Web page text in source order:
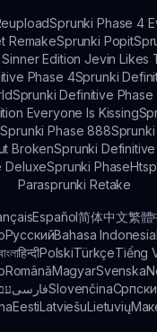
Sprunki Phase 4
RemakeSprunki Popit
Edition Jevin Likes
Phase 4Sprunki
Sprunki Definitive
Everyone Is Kissing
Sprunki Phase 888
BrokenSprunki
DeluxeSprunki Phase
Parasprunki Retake
Español简体中文繁體
РусскийBahasa Indonesia
हिन्दीPolskiTürkçeTiếng
RomânăMagyarSvenska
فارسیSlovenčinaСрпски
EestiLatviešuLietuvių